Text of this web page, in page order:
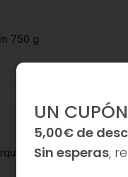
750 g
400 g
UN
5,00€ de
Sin esperas,